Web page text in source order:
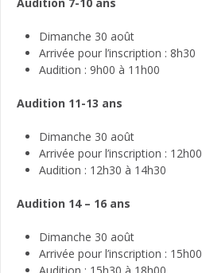
Dimanche 30 août
Arrivée pour l’inscription : 8h30
Audition : 9h00 à 11h00
Audition 11-13 ans
Dimanche 30 août
Arrivée pour l’inscription : 12h00
Audition : 12h30 à 14h30
Audition 14 – 16 ans
Dimanche 30 août
Arrivée pour l’inscription : 15h00